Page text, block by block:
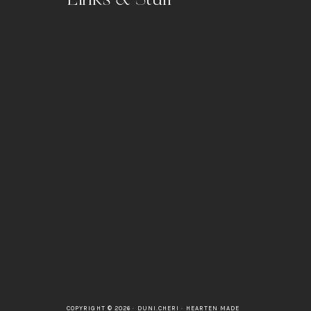
COPYRIGHT © 2026 · DUNI.CHERI · HEARTEN MADE